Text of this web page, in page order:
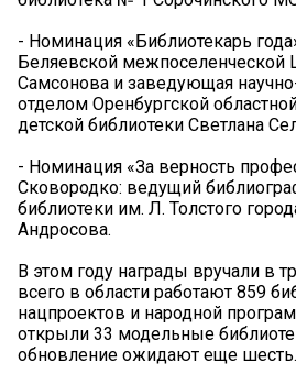
- Номинация «Библиотекарь
Беляевской межпоселенческой
Самсонова и заведующая
отделом Оренбургской
детской библиотеки Светлана
- Номинация «За верность
Сковородко: ведущий
библиотеки им. Л. Толстого
Андросова.
В этом году награды вручали в
всего в области работают 859
нацпроектов и народной
открыли 33 модельные
обновление ожидают еще шесть.